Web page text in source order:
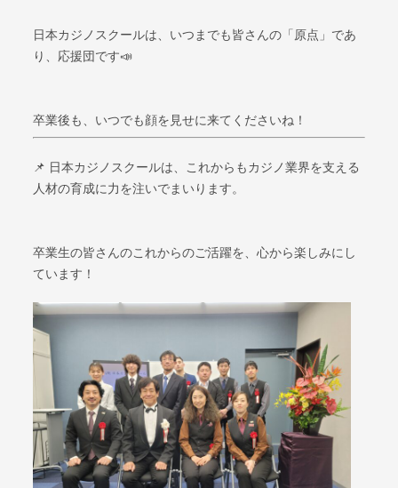
日本カジノスクールは、いつまでも皆さんの「原点」であ
り、応援団です📣
卒業後も、いつでも顔を見せに来てくださいね！
📌 日本カジノスクールは、これからもカジノ業界を支える
人材の育成に力を注いでまいります。
卒業生の皆さんのこれからのご活躍を、心から楽しみにし
ています！